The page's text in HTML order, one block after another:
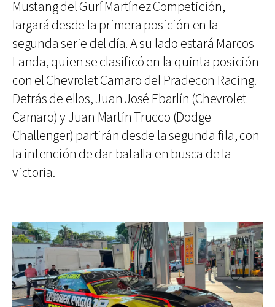
Mustang del Gurí Martínez Competición,
largará desde la primera posición en la
segunda serie del día. A su lado estará Marcos
Landa, quien se clasificó en la quinta posición
con el Chevrolet Camaro del Pradecon Racing.
Detrás de ellos, Juan José Ebarlín (Chevrolet
Camaro) y Juan Martín Trucco (Dodge
Challenger) partirán desde la segunda fila, con
la intención de dar batalla en busca de la
victoria.